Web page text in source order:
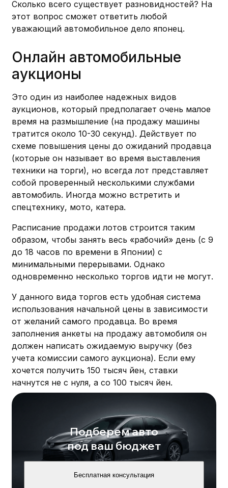
Сколько всего существует разновидностей? На
этот вопрос сможет ответить любой
уважающий автомобильное дело японец.
Онлайн автомобильные
аукционы
Это один из наиболее надежных видов
аукционов, который предполагает очень малое
время на размышление (на продажу машины
тратится около 10-30 секунд). Действует по
схеме повышения цены до ожиданий продавца
(которые он называет во время выставления
техники на торги), но всегда лот представляет
собой проверенный несколькими службами
автомобиль. Иногда можно встретить и
спецтехнику, мото, катера.
Расписание продажи лотов строится таким
образом, чтобы занять весь «рабочий» день (с 9
до 18 часов по времени в Японии) с
минимальными перерывами. Однако
одновременно несколько торгов идти не могут.
У данного вида торгов есть удобная система
использования начальной цены в зависимости
от желаний самого продавца. Во время
заполнения анкеты на продажу автомобиля он
должен написать ожидаемую выручку (без
учета комиссии самого аукциона). Если ему
хочется получить 150 тысяч йен, ставки
начнутся не с нуля, а со 100 тысяч йен.
Подберем авто
под ваш бюджет
Бесплатная консультация